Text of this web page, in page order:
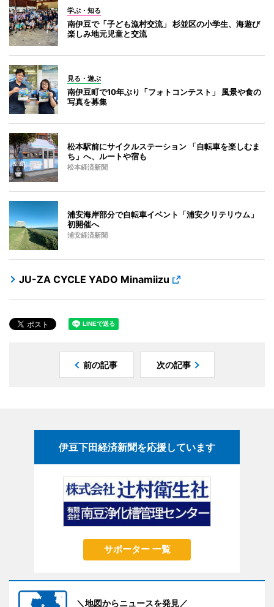
学ぶ・知る
南伊豆で「子ども漁村交流」 杉並区の小学生、海遊び
楽しみ地元児童と交流
見る・遊ぶ
南伊豆町で10年ぶり「フォトコンテスト」 風景や食の
写真を募集
松本駅前にサイクルステーション 「自転車を楽しむま
ち」へ、ルートや宿も
松本経済新聞
浦安海岸部分で自転車イベント「浦安クリテリウム」
初開催へ
浦安経済新聞
JU-ZA CYCLE YADO Minamiizu
前の記事 次の記事
伊豆下田経済新聞を応援しています
サポーター 一覧
＼地図からニュースを発見／